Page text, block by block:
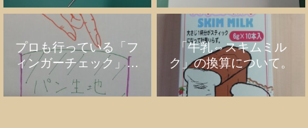
プロも行っている「フ
ィンガーチェック」の
話。
「牛乳⇔スキムミル
ク」の換算について。